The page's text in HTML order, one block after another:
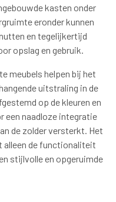
kasten onder
eronder kunnen
en tegelijkertijd
opslag en gebruik.
meubels helpen bij het
uitstraling in de
op de kleuren en
een naadloze integratie
de zolder versterkt. Het
alleen de functionaliteit
stijlvolle en opgeruimde